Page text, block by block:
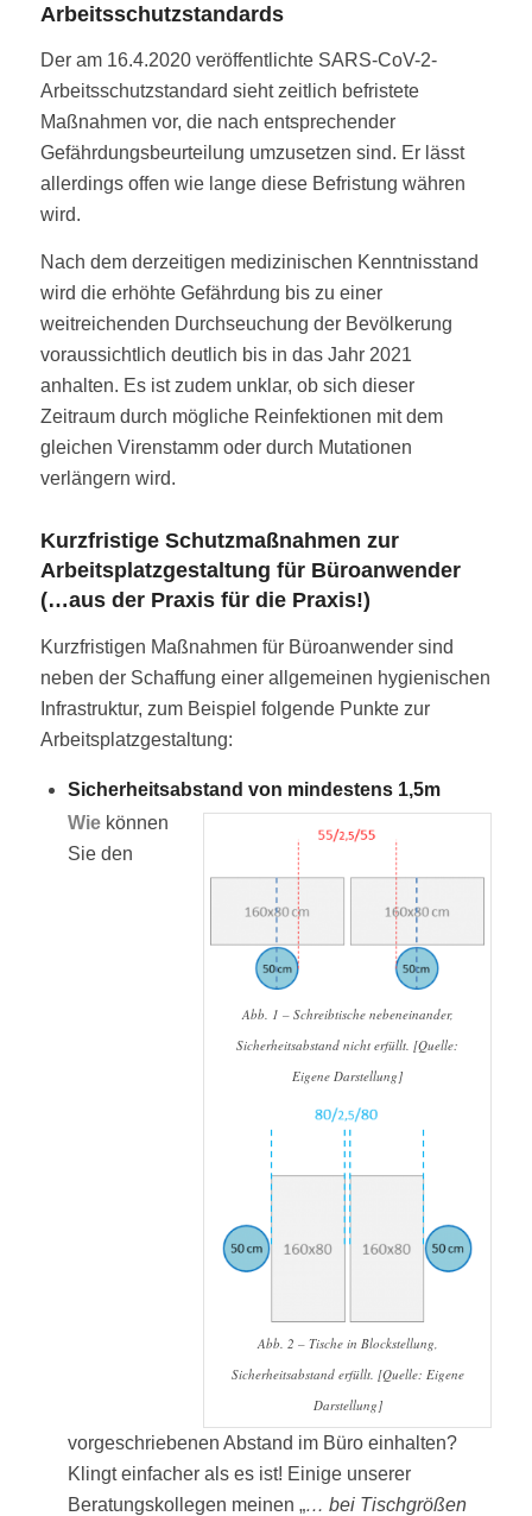
Arbeitsschutzstandards
Der am 16.4.2020 veröffentlichte SARS-CoV-2-
Arbeitsschutzstandard sieht zeitlich befristete
Maßnahmen vor, die nach entsprechender
Gefährdungsbeurteilung umzusetzen sind. Er lässt
allerdings offen wie lange diese Befristung währen
wird.
Nach dem derzeitigen medizinischen Kenntnisstand
wird die erhöhte Gefährdung bis zu einer
weitreichenden Durchseuchung der Bevölkerung
voraussichtlich deutlich bis in das Jahr 2021
anhalten. Es ist zudem unklar, ob sich dieser
Zeitraum durch mögliche Reinfektionen mit dem
gleichen Virenstamm oder durch Mutationen
verlängern wird.
Kurzfristige Schutzmaßnahmen zur
Arbeitsplatzgestaltung für Büroanwender
(…aus der Praxis für die Praxis!)
Kurzfristigen Maßnahmen für Büroanwender sind
neben der Schaffung einer allgemeinen hygienischen
Infrastruktur, zum Beispiel folgende Punkte zur
Arbeitsplatzgestaltung:
Sicherheitsabstand von mindestens 1,5m
Abb. 1 – Schreibtische nebeneinander,
Sicherheitsabstand nicht erfüllt. [Quelle:
Eigene Darstellung]
Abb. 2 – Tische in Blockstellung,
Sicherheitsabstand erfüllt. [Quelle: Eigene
Darstellung]
Wiekönnen
Sie den
vorgeschriebenen Abstand im Büro einhalten?
Klingt einfacher als es ist! Einige unserer
Beratungskollegen meinen „… bei Tischgrößen